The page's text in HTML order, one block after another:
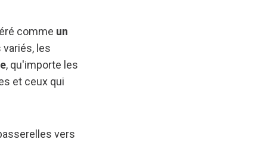
comme un
les
, qu'importe les
et ceux qui
vers